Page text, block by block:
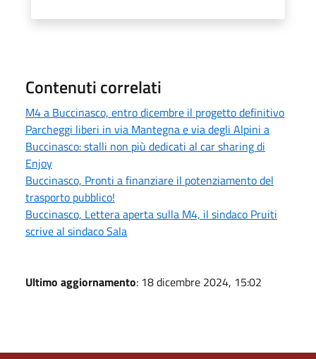
Contenuti correlati
M4 a Buccinasco, entro dicembre il progetto definitivo
Parcheggi liberi in via Mantegna e via degli Alpini a
Buccinasco: stalli non più dedicati al car sharing di
Enjoy
Buccinasco, Pronti a finanziare il potenziamento del
trasporto pubblico!
Buccinasco, Lettera aperta sulla M4, il sindaco Pruiti
scrive al sindaco Sala
Ultimo aggiornamento: 18 dicembre 2024, 15:02